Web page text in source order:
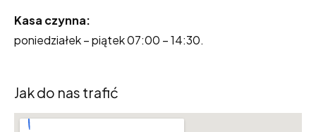
Kasa czynna:
poniedziałek – piątek 07:00 – 14:30.
Jak do nas trafić